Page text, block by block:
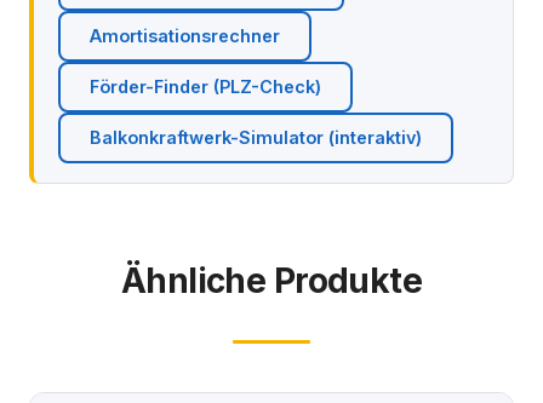
Amortisationsrechner
Förder-Finder (PLZ-Check)
Balkonkraftwerk-Simulator (interaktiv)
Ähnliche Produkte